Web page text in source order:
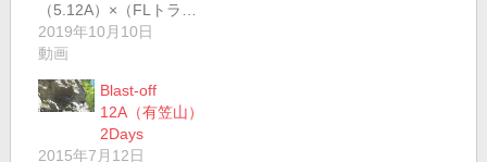
（5.12A）×（FLトラ…
2019年10月10日
動画
Blast-off
12A（有笠山）
2Days
2015年7月12日